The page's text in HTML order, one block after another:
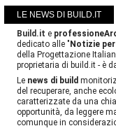
LE NEWS DI BUILD.IT
Build.it e
dedicato alle " Notizie
della Progettazione
proprietaria di build.it - è
Le news di build
del recuperare, anche
caratterizzate da una
opportunità, da leggere
comunque in